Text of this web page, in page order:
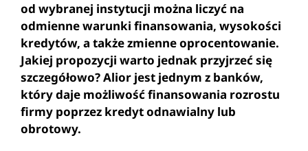
od wybranej instytucji można liczyć na
odmienne warunki finansowania, wysokości
kredytów, a także zmienne oprocentowanie.
Jakiej propozycji warto jednak przyjrzeć się
szczegółowo? Alior jest jednym z banków,
który daje możliwość finansowania rozrostu
firmy poprzez kredyt odnawialny lub
obrotowy.